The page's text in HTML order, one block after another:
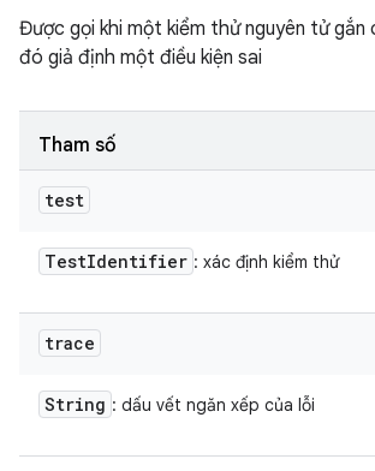
Được gọi khi một kiểm thử nguyên tử gắn
đó giả định một điều kiện sai
Tham số
test
TestIdentifier : xác định kiểm thử
trace
String : dấu vết ngăn xếp của lỗi